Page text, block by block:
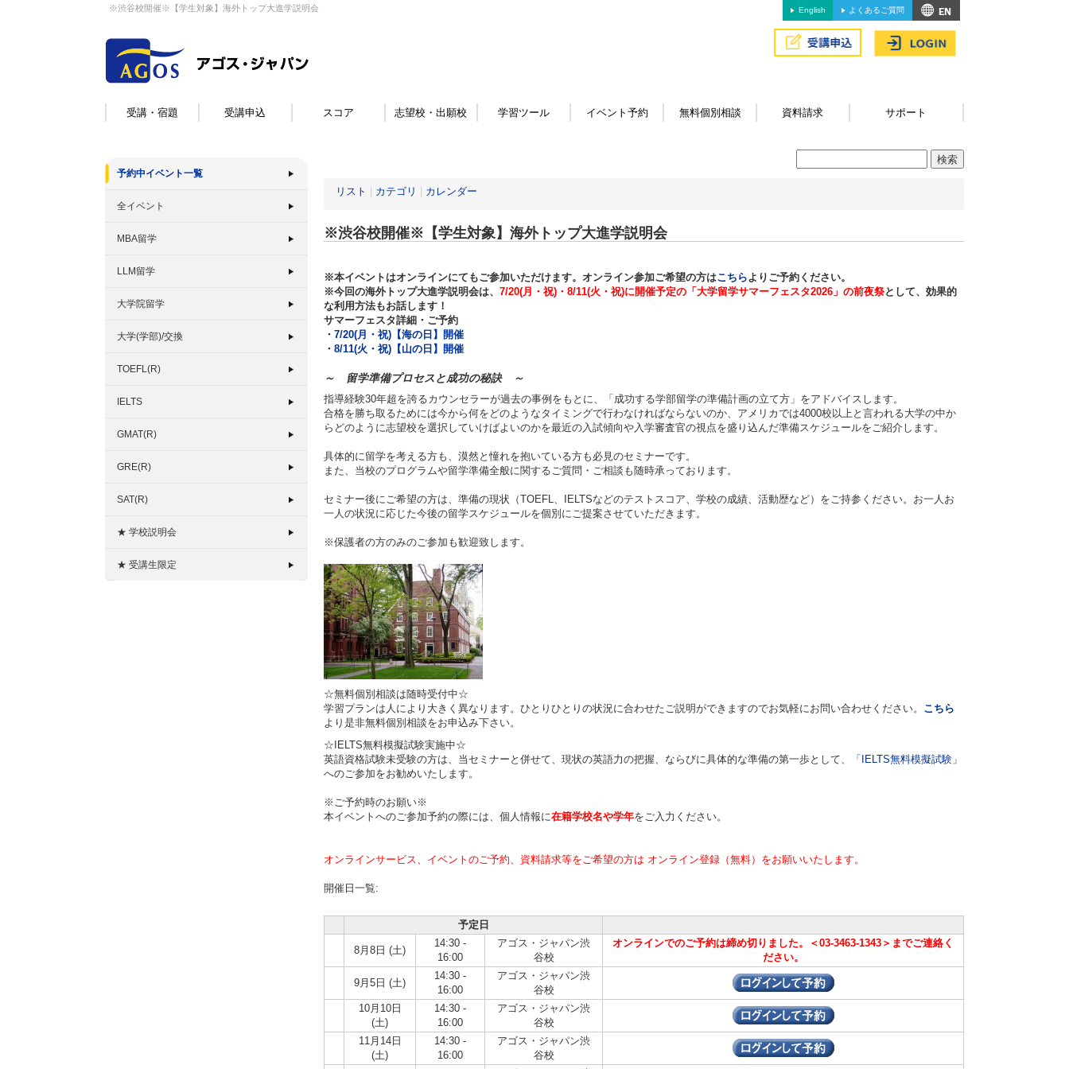
※渋谷校開催※【学生対象】海外トップ大進学説明会 English よくあるご質問
受講・宿題 受講申込 スコア 志望校・出願校 学習ツール イベント予約 無料個別相談 資料請求 サポート
予約中イベント一覧
全イベント
MBA留学
LLM留学
大学院留学
大学(学部)/交換
TOEFL(R)
IELTS
GMAT(R)
GRE(R)
SAT(R)
★ 学校説明会
★ 受講生限定
リスト カテゴリ カレンダー
※渋谷校開催※【学生対象】海外トップ大進学説明会
※本イベントはオンラインにてもご参加いただけます。オンライン参加ご希望の方はこちらよりご予約ください。
※今回の海外トップ大進学説明会は、 7/20(月・祝)・8/11(火・祝)に開催予定の「 大学留学サマーフェスタ2026 」の前夜祭として、効果的
な利用方法もお話します！
サマーフェスタ詳細・ご予約
・ 7/20(月・祝)【海の日】開催
・ 8/11(火・祝)【山の日】開催
～ 留学準備プロセスと成功の秘訣 ～
指導経験30年超を誇るカウンセラーが過去の事例をもとに、「成功する学部留学の準備計画の立て方」をアドバイスします。
合格を勝ち取るためには今から何をどのようなタイミングで行わなければならないのか、アメリカでは4000校以上と言われる大学の中か
らどのように志望校を選択していけばよいのかを最近の入試傾向や入学審査官の視点を盛り込んだ準備スケジュールをご紹介します。
具体的に留学を考える方も、漠然と憧れを抱いている方も必見のセミナーです。
また、当校のプログラムや留学準備全般に関するご質問・ご相談も随時承っております。
セミナー後にご希望の方は、準備の現状（TOEFL、IELTSなどのテストスコア、学校の成績、活動歴など）をご持参ください。お一人お
一人の状況に応じた今後の留学スケジュールを個別にご提案させていただきます。
※保護者の方のみのご参加も歓迎致します。
☆無料個別相談は随時受付中☆
学習プランは人により大きく異なります。ひとりひとりの状況に合わせたご説明ができますのでお気軽にお問い合わせください。 こちら
より是非無料個別相談をお申込み下さい。
☆IELTS無料模擬試験実施中☆
英語資格試験未受験の方は、当セミナーと併せて、現状の英語力の把握、ならびに具体的な準備の第一歩として、「IELTS無料模擬試験 」
へのご参加をお勧めいたします。
※ご予約時のお願い※
本イベントへのご参加予約の際には、個人情報に在籍学校名や学年をご入力ください。
オンラインサービス、イベントのご予約、資料請求等をご希望の方は オンライン登録（無料）をお願いいたします。
開催日一覧:
予定日
8月8日 (土)
14:30 -
16:00
アゴス・ジャパン渋
谷校
オンラインでのご予約は締め切りました。＜03-3463-1343＞までご連絡く
ださい。
9月5日 (土)
14:30 -
16:00
アゴス・ジャパン渋
谷校
10月10日
(土)
14:30 -
16:00
アゴス・ジャパン渋
谷校
11月14日
(土)
14:30 -
16:00
アゴス・ジャパン渋
谷校